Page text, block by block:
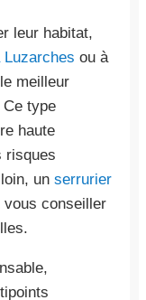
leur habitat,
Luzarches ou à
meilleur
type
haute
risques
un serrurier
vous conseiller